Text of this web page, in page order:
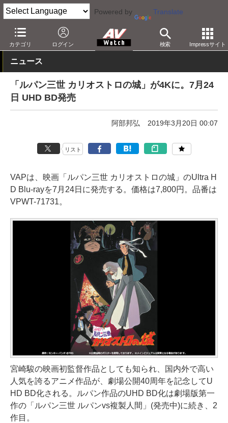
Powered by Translate
カテゴリ ログイン 検索 Impressサイト
AV Watch コンテンツ・サービス BD/DVD
ニュース
「ルパン三世 カリオストロの城」が4Kに。7月24
日 UHD BD発売
阿部邦弘 2019年3月20日 00:07
リスト
VAPは、映画「ルパン三世 カリオストロの城」のUltra H
D Blu-rayを7月24日に発売する。価格は7,800円。品番は
VPWT-71731。
宮崎駿の映画初監督作品としても知られ、国内外で高い
人気を誇るアニメ作品が、劇場公開40周年を記念してU
HD BD化される。ルパン作品のUHD BD化は劇場版第一
作の「ルパン三世 ルパンvs複製人間」(発売中)に続き、2
作目。